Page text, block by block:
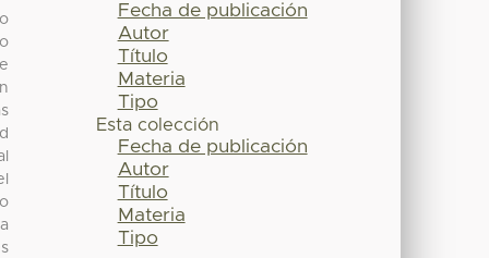
Fecha de publicación
Autor
Título
Materia
Tipo
Esta colección
Fecha de publicación
Autor
Título
Materia
Tipo